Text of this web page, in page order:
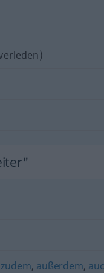
zudem, außerdem,